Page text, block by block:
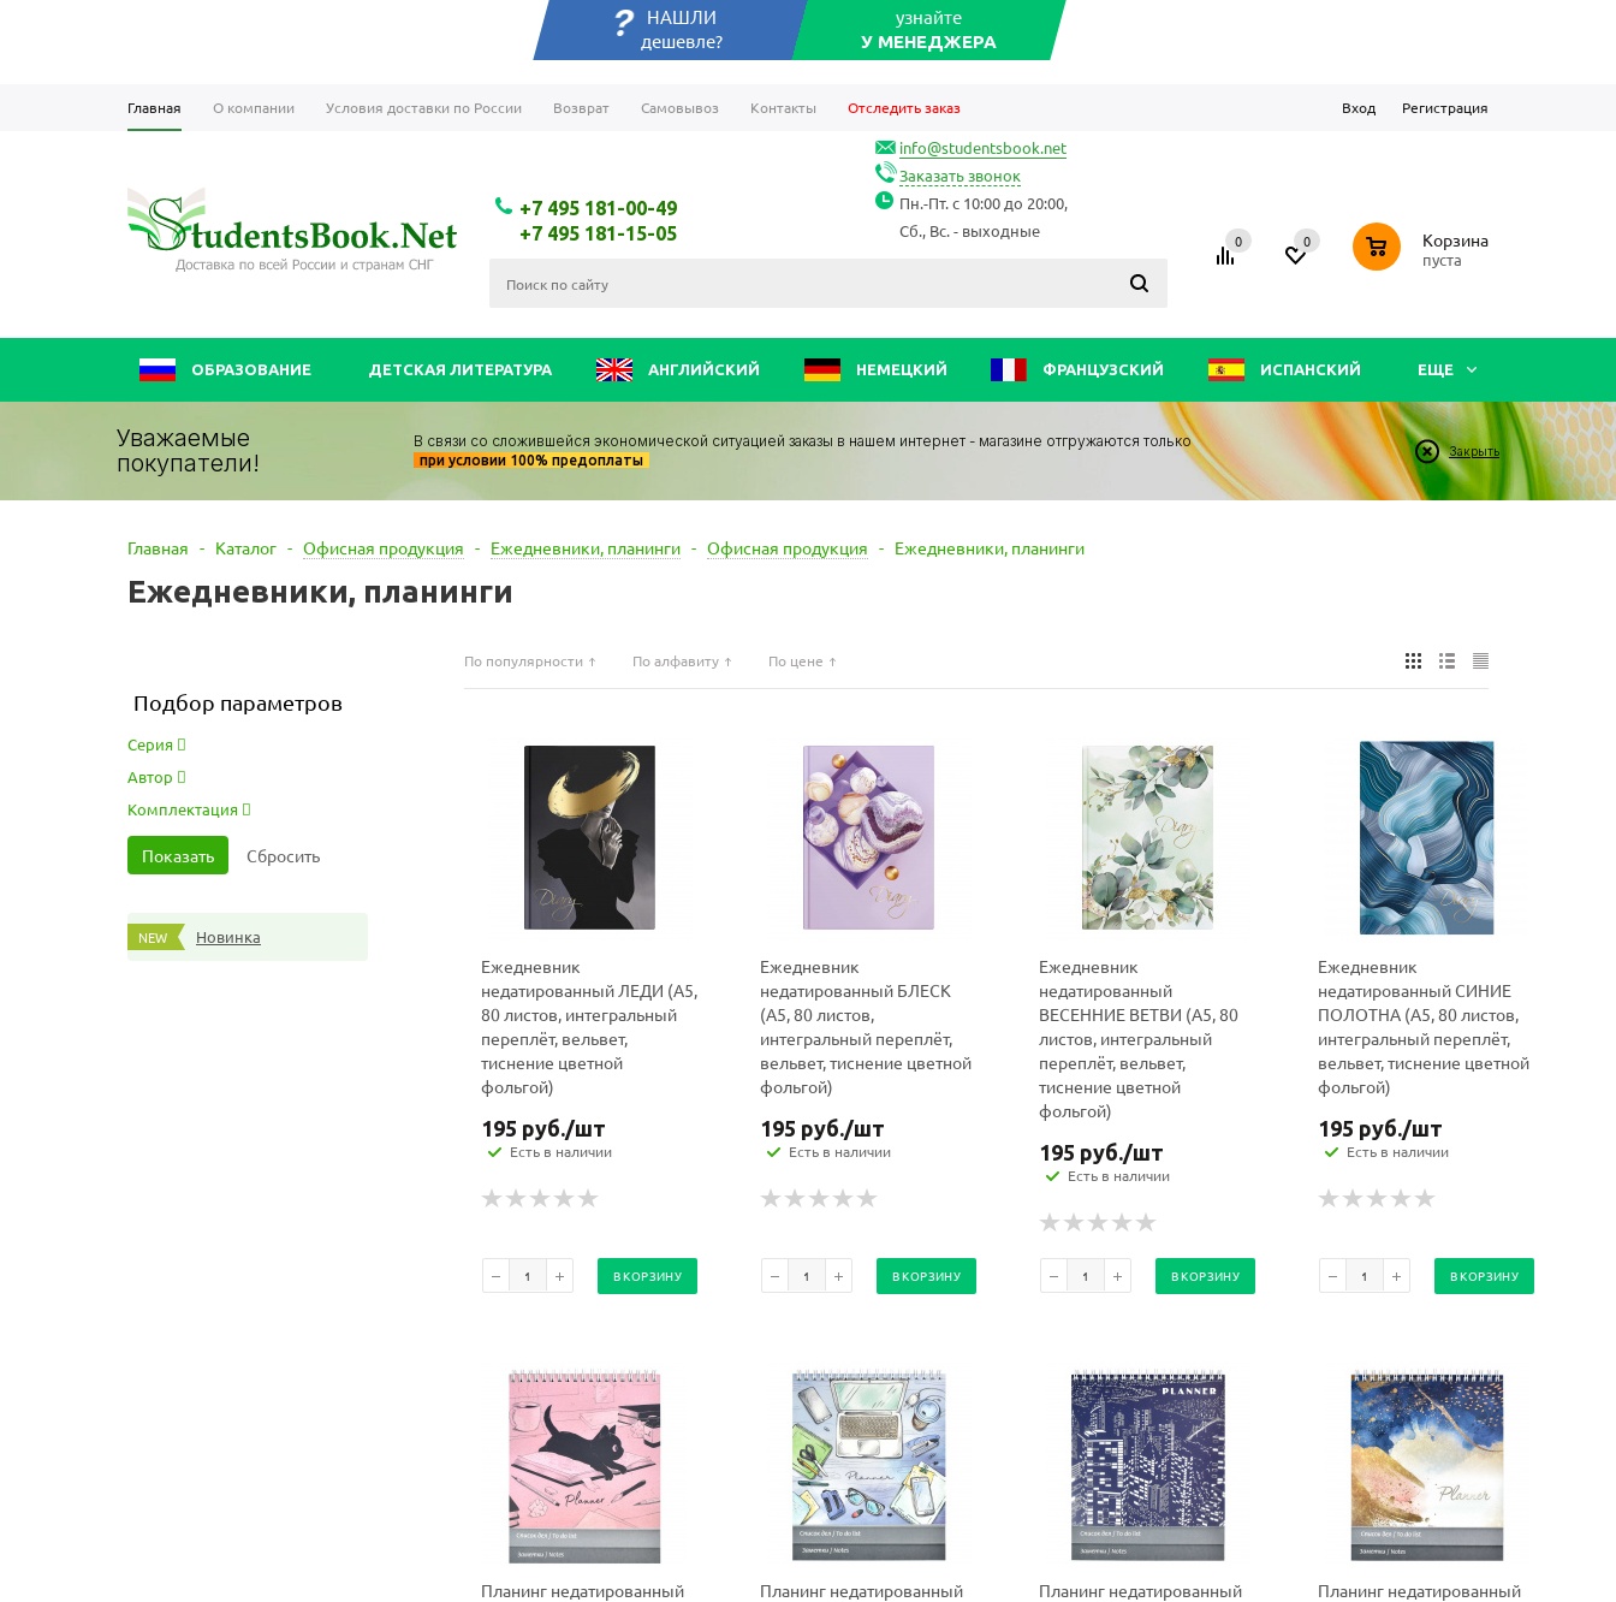
НАШЛИ
дешевле?
узнайте
У МЕНЕДЖЕРА
Главная О компании Условия доставки по России Возврат Самовывоз Контакты Отследить заказ Вход Регистрация
+7 495 181-00-49
+7 495 181-15-05
info@studentsbook.net
Заказать звонок
Пн.-Пт. с 10:00 до 20:00,
Сб., Вс. - выходные
0 0 0 Корзина
пуста
ОБРАЗОВАНИЕ ДЕТСКАЯ ЛИТЕРАТУРА АНГЛИЙСКИЙ НЕМЕЦКИЙ ФРАНЦУЗСКИЙ ИСПАНСКИЙ ЕЩЕ
Уважаемые
покупатели!
В связи со сложившейся экономической ситуацией заказы в нашем интернет - магазине отгружаются только
при условии 100% предоплаты
Закрыть
Главная - Каталог - Офисная продукция - Ежедневники, планинги - Офисная продукция - Ежедневники, планинги
Ежедневники, планинги
Подбор параметров
Серия
Автор
Комплектация
NEW Новинка
По популярности По алфавиту По цене
Ежедневник
недатированный ЛЕДИ (А5,
80 листов, интегральный
переплёт, вельвет,
тиснение цветной
фольгой)
195 руб./шт
Есть в наличии
В КОРЗИНУ
Ежедневник
недатированный БЛЕСК
(А5, 80 листов,
интегральный переплёт,
вельвет, тиснение цветной
фольгой)
195 руб./шт
Есть в наличии
В КОРЗИНУ
Ежедневник
недатированный
ВЕСЕННИЕ ВЕТВИ (А5, 80
листов, интегральный
переплёт, вельвет,
тиснение цветной
фольгой)
195 руб./шт
Есть в наличии
В КОРЗИНУ
Ежедневник
недатированный СИНИЕ
ПОЛОТНА (А5, 80 листов,
интегральный переплёт,
вельвет, тиснение цветной
фольгой)
195 руб./шт
Есть в наличии
В КОРЗИНУ
Планинг недатированный
Планинг недатированный
Планинг недатированный
Планинг недатированный